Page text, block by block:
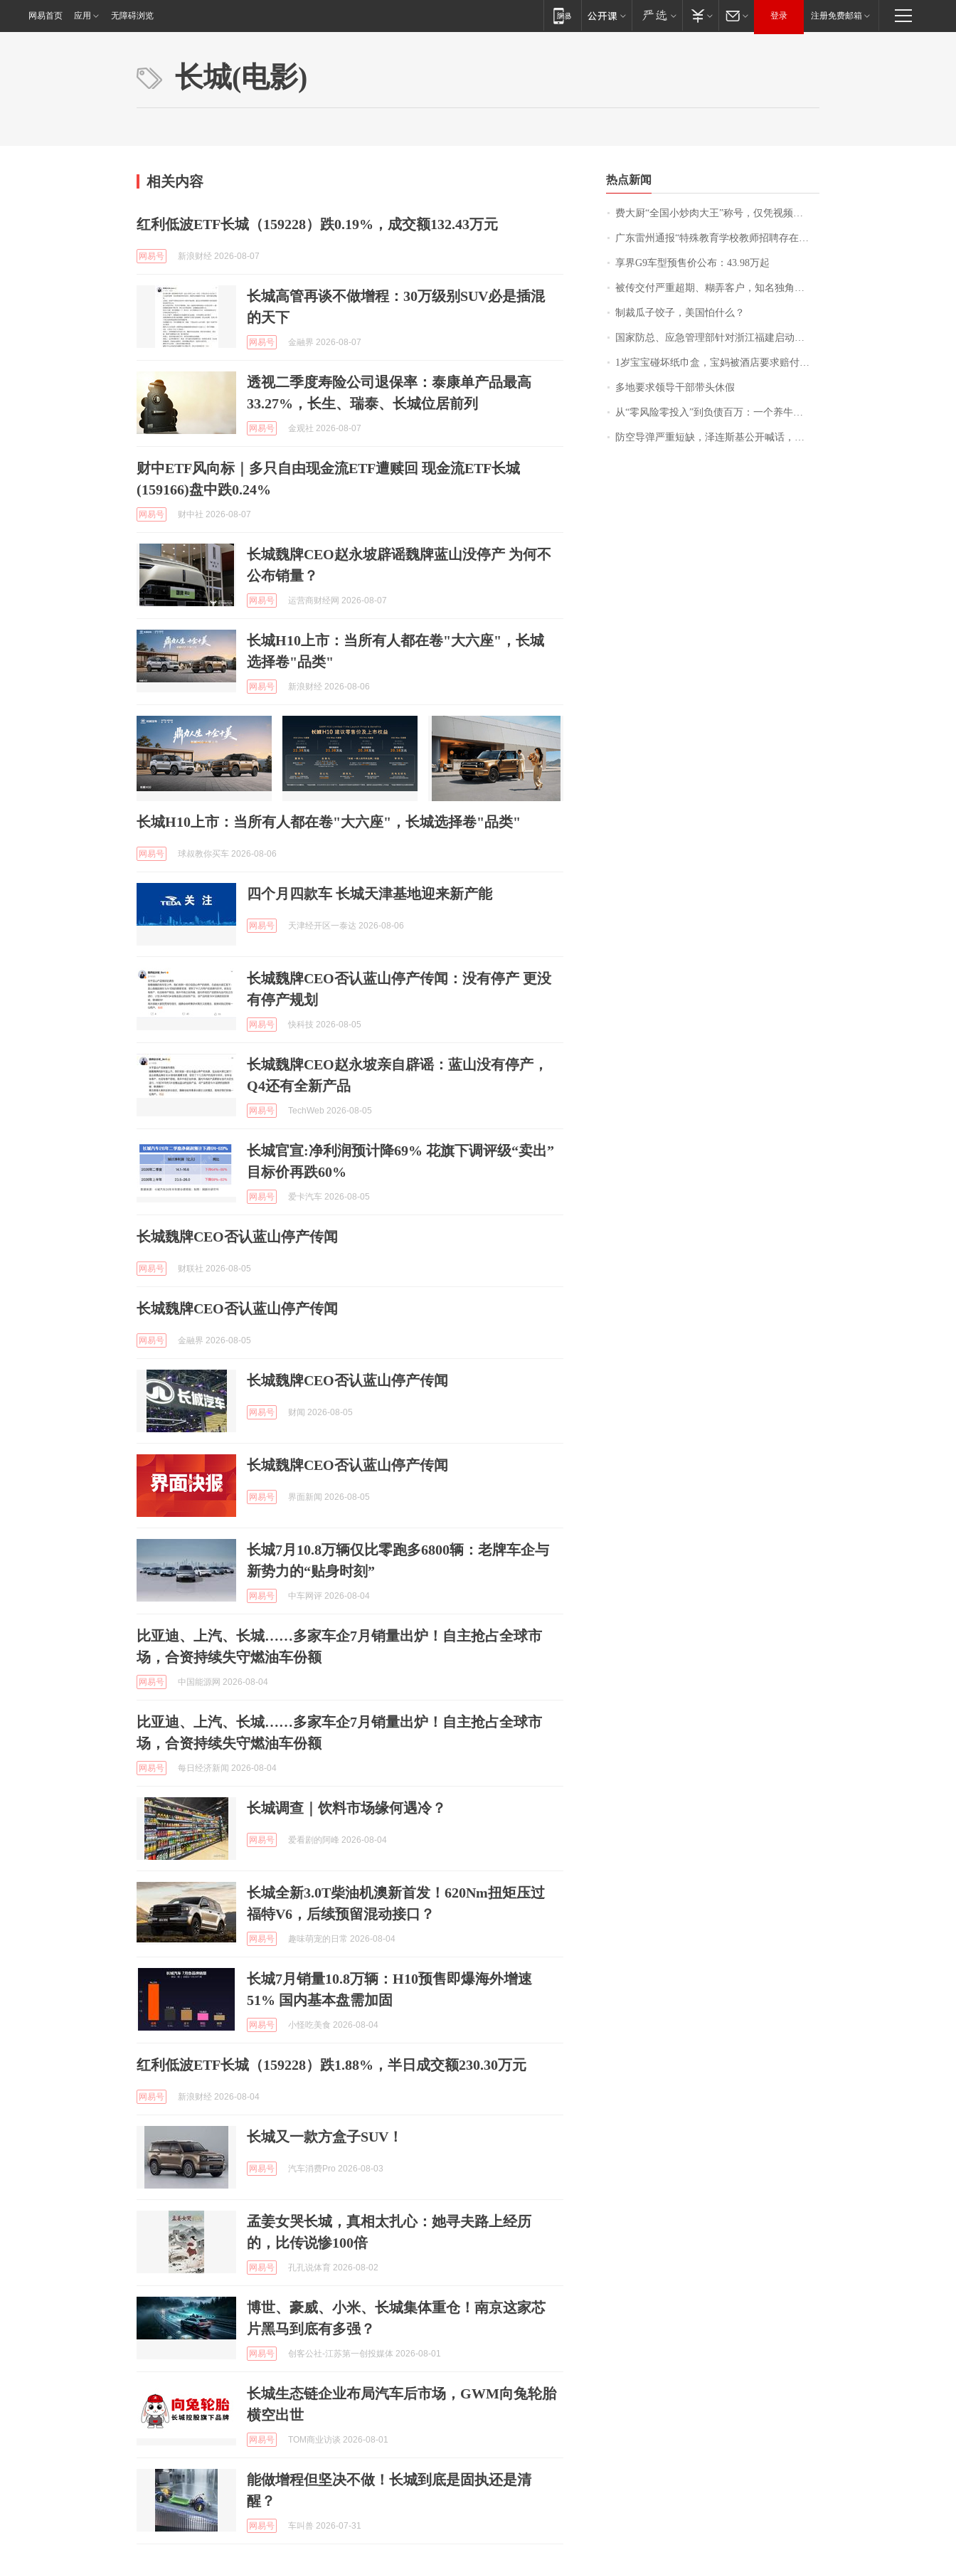
网易首页 应用 无障碍浏览 登录 注册免费邮箱
长城(电影)
相关内容
红利低波ETF长城（159228）跌0.19%，成交额132.43万元
网易号 新浪财经 2026-08-07
长城高管再谈不做增程：30万级别SUV必是插混
的天下
网易号 金融界 2026-08-07
透视二季度寿险公司退保率：泰康单产品最高
33.27%，长生、瑞泰、长城位居前列
网易号 金观社 2026-08-07
财中ETF风向标｜多只自由现金流ETF遭赎回 现金流ETF长城
(159166)盘中跌0.24%
网易号 财中社 2026-08-07
长城魏牌CEO赵永坡辟谣魏牌蓝山没停产 为何不
公布销量？
网易号 运营商财经网 2026-08-07
长城H10上市：当所有人都在卷"大六座"，长城
选择卷"品类"
网易号 新浪财经 2026-08-06
长城H10上市：当所有人都在卷"大六座"，长城选择卷"品类"
网易号 球叔教你买车 2026-08-06
四个月四款车 长城天津基地迎来新产能
网易号 天津经开区一泰达 2026-08-06
长城魏牌CEO否认蓝山停产传闻：没有停产 更没
有停产规划
网易号 快科技 2026-08-05
长城魏牌CEO赵永坡亲自辟谣：蓝山没有停产，
Q4还有全新产品
网易号 TechWeb 2026-08-05
长城官宣:净利润预计降69% 花旗下调评级“卖出”
目标价再跌60%
网易号 爱卡汽车 2026-08-05
长城魏牌CEO否认蓝山停产传闻
网易号 财联社 2026-08-05
长城魏牌CEO否认蓝山停产传闻
网易号 金融界 2026-08-05
长城魏牌CEO否认蓝山停产传闻
网易号 财闻 2026-08-05
长城魏牌CEO否认蓝山停产传闻
网易号 界面新闻 2026-08-05
长城7月10.8万辆仅比零跑多6800辆：老牌车企与
新势力的“贴身时刻”
网易号 中车网评 2026-08-04
比亚迪、上汽、长城……多家车企7月销量出炉！自主抢占全球市
场，合资持续失守燃油车份额
网易号 中国能源网 2026-08-04
比亚迪、上汽、长城……多家车企7月销量出炉！自主抢占全球市
场，合资持续失守燃油车份额
网易号 每日经济新闻 2026-08-04
长城调查｜饮料市场缘何遇冷？
网易号 爱看剧的阿峰 2026-08-04
长城全新3.0T柴油机澳新首发！620Nm扭矩压过
福特V6，后续预留混动接口？
网易号 趣味萌宠的日常 2026-08-04
长城7月销量10.8万辆：H10预售即爆海外增速
51% 国内基本盘需加固
网易号 小怪吃美食 2026-08-04
红利低波ETF长城（159228）跌1.88%，半日成交额230.30万元
网易号 新浪财经 2026-08-04
长城又一款方盒子SUV！
网易号 汽车消费Pro 2026-08-03
孟姜女哭长城，真相太扎心：她寻夫路上经历
的，比传说惨100倍
网易号 孔孔说体育 2026-08-02
博世、豪威、小米、长城集体重仓！南京这家芯
片黑马到底有多强？
网易号 创客公社-江苏第一创投媒体 2026-08-01
长城生态链企业布局汽车后市场，GWM向兔轮胎
横空出世
网易号 TOM商业访谈 2026-08-01
能做增程但坚决不做！长城到底是固执还是清
醒？
网易号 车叫兽 2026-07-31
热点新闻
费大厨“全国小炒肉大王”称号，仅凭视频评出？中国烹饪协会回应
广东雷州通报“特殊教育学校教师招聘存在违规行为”：已启动问责程序 副校长被停职
享界G9车型预售价公布：43.98万起
被传交付严重超期、糊弄客户，知名独角兽车企创始人回应：都没证据，将依法采取措施，“本人长期与美国交管局保持沟通，对方表示肯定”
制裁瓜子饺子，美国怕什么？
国家防总、应急管理部针对浙江福建启动防汛防台风四级应急响应
1岁宝宝碰坏纸巾盒，宝妈被酒店要求赔付924元！三亚一酒店回复：骨瓷定制！网友一查价格，吵翻了
多地要求领导干部带头休假
从“零风险零投入”到负债百万：一个养牛项目崩盘后，谁该为农户的贷款买单丨红星调查
防空导弹严重短缺，泽连斯基公开喊话，乌克兰失去导弹拦截能力？